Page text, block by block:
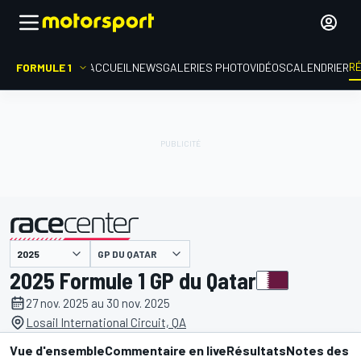
FORMULE 1 ACCUEIL NEWSGALERIES PHOTOVIDÉOSCALENDRIER
présenté par GP DU QATAR
2025 Formule 1 GP du Qatar
27 nov. 2025 au 30 nov. 2025
Losail International Circuit, QA
Vue d'ensembleCommentaire en liveRésultatsNotes des